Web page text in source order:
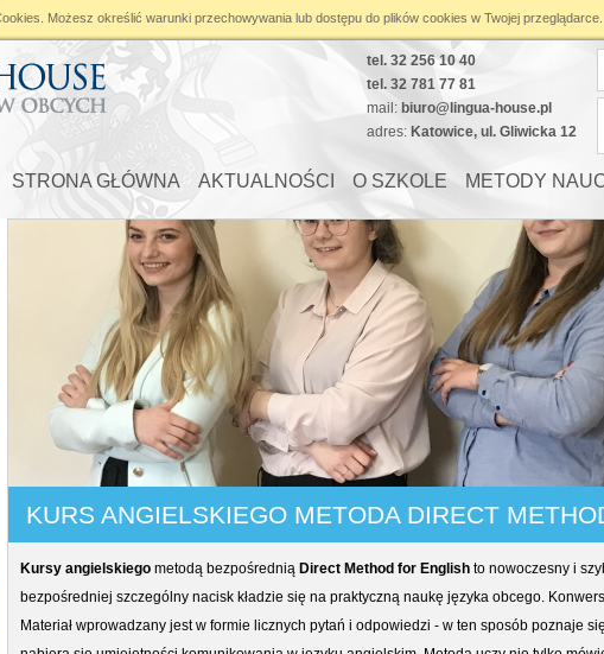
tel. 32 256 10 40
tel. 32 781 77 81
mail: biuro@lingua-house.pl
adres: Katowice, ul. Gliwicka 12
STRONA GŁÓWNA AKTUALNOŚCI O SZKOLE METODY
KURS ANGIELSKIEGO METODA DIRECT
Kursy angielskiego metodą bezpośrednią Direct Method for English to nowoczesny i
bezpośredniej szczególny nacisk kładzie się na praktyczną naukę języka obcego.
Materiał wprowadzany jest w formie licznych pytań i odpowiedzi - w ten sposób poznaje
. Możesz określić warunki przechowywania lub dostępu do plików cookies w Twojej przeglądarce.